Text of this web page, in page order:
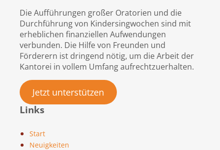
Die Aufführungen großer Oratorien und die
Durchführung von Kindersingwochen sind mit
erheblichen finanziellen Aufwendungen
verbunden. Die Hilfe von Freunden und
Förderern ist dringend nötig, um die Arbeit der
Kantorei in vollem Umfang aufrechtzuerhalten.
Jetzt unterstützen
Links
Start
Neuigkeiten